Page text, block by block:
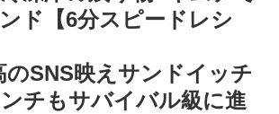
ド【6分スピードレシ
のSNS映えサンドイッチ
チもサバイバル級に進